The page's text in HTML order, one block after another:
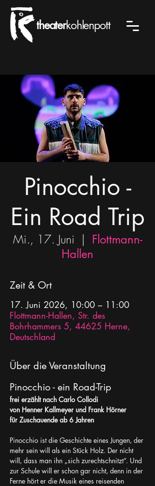
theaterkohlenpott
Pinocchio -
Ein Road Trip
Mi., 17. Juni
  |
Flottmann-
Hallen
Zeit & Ort
17. Juni 2026, 10:00 – 11:00
Flottmann-Hallen, Str. des
Bohrhammers 5, 44625 Herne,
Deutschland
Über die Veranstaltung
Pinocchio - ein Road-Trip
frei erzählt nach Carlo Collodi
von Henner Kallmeyer und Frank Hörner
für Zuschauende ab 6 Jahren
Pinocchio ist die Geschichte eines Jungen, der
mehr sein will als ein Stück Holz. Der nicht
will, dass man ihn „sich zurechtschnitzt“. Und
zur Schule will er schon gar nicht, denn in der
Ferne hört er die Musik eines reisenden